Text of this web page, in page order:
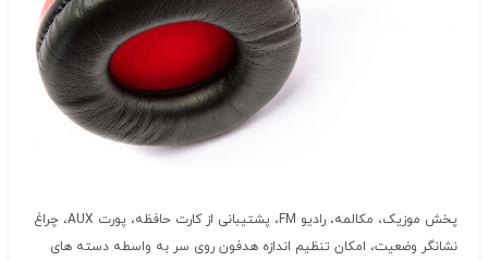
پخش موزیک، مکالمه، رادیو FM، پشتیبانی از کارت حافظه، پورت AUX، چراغ
نشانگر وضعیت، امکان تنظیم اندازه هدفون روی سر به واسطه دسته های